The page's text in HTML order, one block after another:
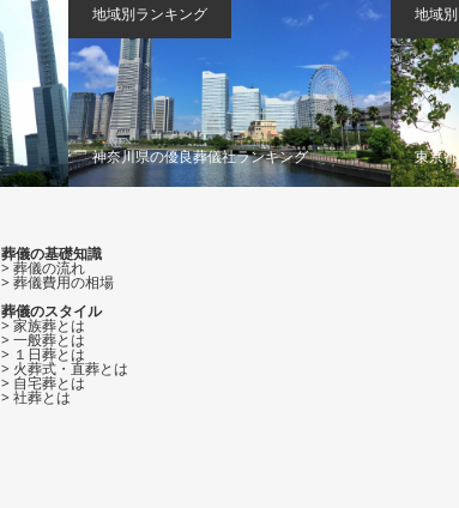
地域別ランキング
神奈川県の優良葬儀社ランキング
地域
東京
葬儀の基礎知識
> 葬儀の流れ
> 葬儀費用の相場
葬儀のスタイル
> 家族葬とは
> 一般葬とは
> １日葬とは
> 火葬式・直葬とは
> 自宅葬とは
> 社葬とは